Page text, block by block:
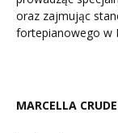
oraz zajmując
fortepianowego w
MARCELLA